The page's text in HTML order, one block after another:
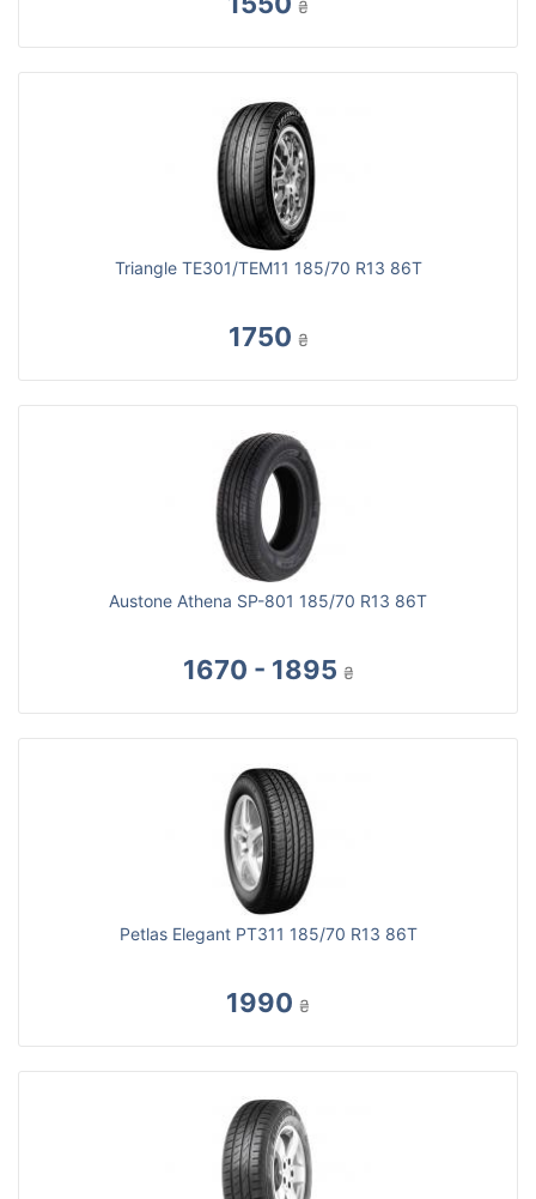
₴
Triangle TE301/TEM11 185/70 R13 86T
1750 ₴
Austone Athena SP-801 185/70 R13 86T
1670 - 1895 ₴
Petlas Elegant PT311 185/70 R13 86T
1990 ₴